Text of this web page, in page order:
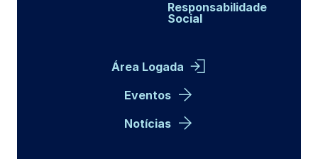
Responsabilidade
Social
Área Logada
Eventos
Notícias